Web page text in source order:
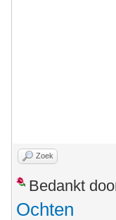
Zoek
Bedankt
Ochten